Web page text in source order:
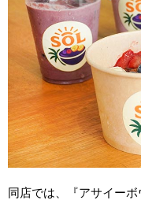
同店では、『アサイー